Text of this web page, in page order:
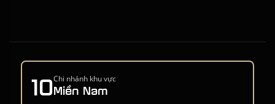
10Chi nhánh khu vực
Miền Nam